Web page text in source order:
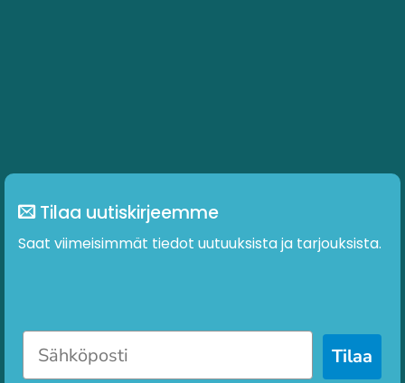
Tilaa uutiskirjeemme
Saat viimeisimmät tiedot uutuuksista ja tarjouksista.
Tilaa